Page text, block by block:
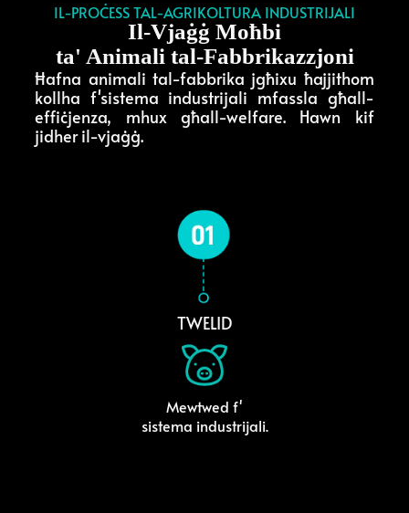
IL-PROĊESS TAL-AGRIKOLTURA INDUSTRIJALI
Il-Vjaġġ Moħbi
ta' Animali tal-Fabbrikazzjoni
Ħafna animali tal-fabbrika jgħixu ħajjithom
kollha f'sistema industrijali mfassla għall-
effiċjenza, mhux għall-welfare. Hawn kif
jidher il-vjaġġ.
TWELID
Mewtwed f'
sistema industrijali.